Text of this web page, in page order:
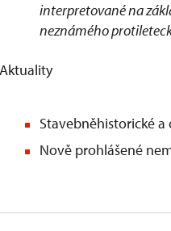
interpretované na
neznámého
Stavebněhistorické
Nově prohlášené